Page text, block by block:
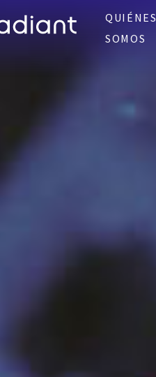
QUIÉNES
SOMOS